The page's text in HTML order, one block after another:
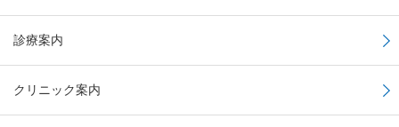
診療案内
クリニック案内